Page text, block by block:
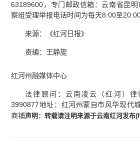
63189600，专门邮政信箱：云南省昆
察组受理举报电话时间为每天8:00至20:00
来源：《红河日报》
责编：王静旎
红河州融媒体中心
法律顾问：云南凌云（红河）律
3990877地址：红河州蒙自市风华现代
商铺声明：转载请注明来源于云南红河发布(